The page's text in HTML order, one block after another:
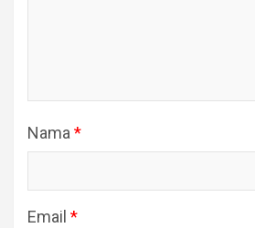
Nama *
Email *